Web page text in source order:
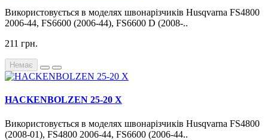
Використовується в моделях швонарізчиків Husqvarna FS4800
2006-44, FS6600 (2006-44), FS6600 D (2008-..
211 грн.
Немає
HACKENBOLZEN 25-20 Х
Використовується в моделях швонарізчиків Husqvarna FS4800
(2008-01), FS4800 2006-44, FS6600 (2006-44..